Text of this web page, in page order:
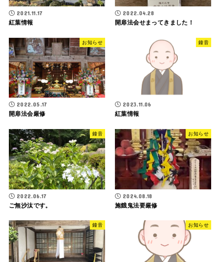
2021.11.17
紅葉情報
2022.04.28
開扉法会せまってきました！
お知らせ
2022.05.17
開扉法会厳修
鐘音
2023.11.06
紅葉情報
鐘音
2022.06.17
ご無沙汰です。
お知らせ
2024.08.18
施餓鬼法要厳修
鐘音 お知らせ